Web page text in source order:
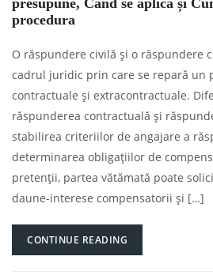
presupune, Când se aplică și
procedura
O răspundere civilă și o răspundere
cadrul juridic prin care se repară
contractuale și extracontractuale.
răspunderea contractuală și
stabilirea criteriilor de angajare a
determinarea obligațiilor de
pretenții, partea vătămată poate
daune-interese compensatorii și […]
CONTINUE READING